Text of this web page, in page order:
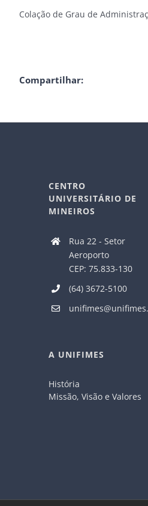
Colação de Grau de
Compartilhar:
CENTRO
UNIVERSITÁRIO DE
MINEIROS
Rua 22 - Setor
Aeroporto
CEP: 75.833-130
(64) 3672-5100
A UNIFIMES
História
Missão, Visão e Valores